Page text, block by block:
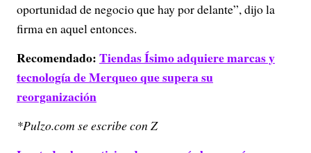
oportunidad de negocio que hay por delante”, dijo la
firma en aquel entonces.
Recomendado:Tiendas Ísimo adquiere marcas y
tecnología de Merqueo que supera su
reorganización
*Pulzo.com se escribe con Z